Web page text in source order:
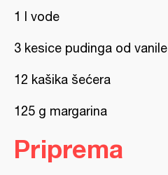
1 l vode
3 kesice pudinga od vanile
12 kašika šećera
125 g margarina
Priprema